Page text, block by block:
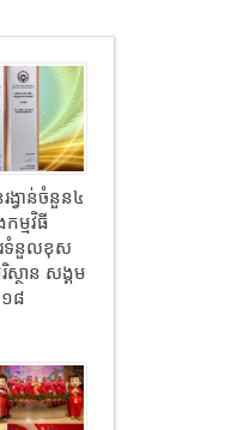
ង្វាន់ចំនួន៤
ម្មវិធី
រទំនួលខុស
ថាន សង្គម
៨